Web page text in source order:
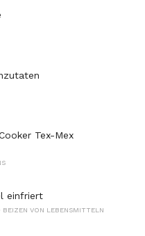
Tex-Mex
einfriert
BEIZEN VON LEBENSMITTELN